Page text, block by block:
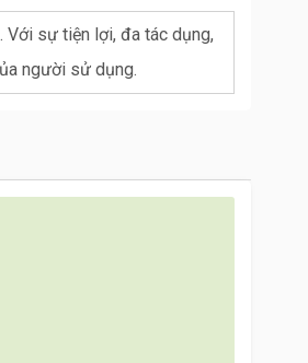
Với sự tiện lợi, đa tác dụng,
người sử dụng.